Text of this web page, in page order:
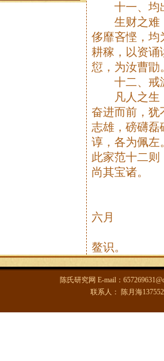
十一、均
生财之难，
侈靡吝悭，均
耕稼，以资诵
愆，为汝曹勖
十二、戒
凡人之生，
奋进而前，犹
志雄，磅礴磊
谆，各为佩左
此家范十二则
尚其宝诸。
六月
鳌识。
陈氏研究网 E-mail：
联系人： 陈月海